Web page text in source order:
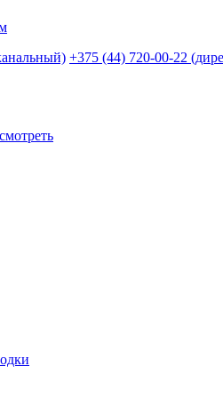
+375 (44) 720-00-22